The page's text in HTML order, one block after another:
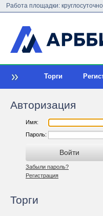
Работа площадки:
Торги
Авторизация
Имя:
Пароль:
Забыли пароль?
Регистрация
Торги